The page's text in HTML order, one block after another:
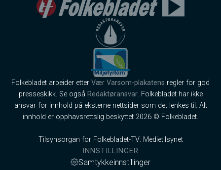
Folkebladet arbeider etter Vær Varsom-plakatens regler for god
presseskikk. Se også Redaktøransvar. Folkebladet har ikke
ansvar for innhold på eksterne nettsider som det lenkes til. Alt
innhold er opphavsrettslig beskyttet 2026 © Folkebladet.
Tilsynsorgan for Folkebladet-TV: Medietilsynet
INNSTILLINGER
Samtykkeinnstillinger